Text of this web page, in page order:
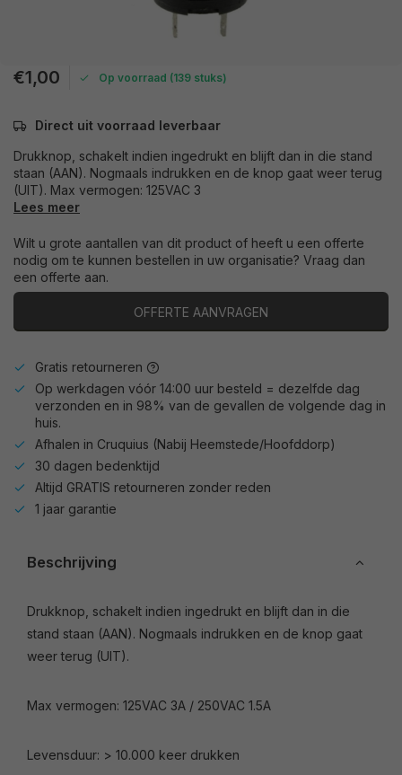
€1,00 Op voorraad (139 stuks)
Direct uit voorraad leverbaar
Drukknop, schakelt indien ingedrukt en blijft dan in die stand
staan (AAN). Nogmaals indrukken en de knop gaat weer terug
(UIT). Max vermogen: 125VAC 3
Lees meer
Wilt u grote aantallen van dit product of heeft u een offerte
nodig om te kunnen bestellen in uw organisatie? Vraag dan
een offerte aan.
OFFERTE AANVRAGEN
Gratis retourneren
Op werkdagen vóór 14:00 uur besteld = dezelfde dag
verzonden en in 98% van de gevallen de volgende dag in
huis.
Afhalen in Cruquius (Nabij Heemstede/Hoofddorp)
30 dagen bedenktijd
Altijd GRATIS retourneren zonder reden
1 jaar garantie
Beschrijving
Drukknop, schakelt indien ingedrukt en blijft dan in die
stand staan (AAN). Nogmaals indrukken en de knop gaat
weer terug (UIT).
Max vermogen: 125VAC 3A / 250VAC 1.5A
Levensduur: > 10.000 keer drukken